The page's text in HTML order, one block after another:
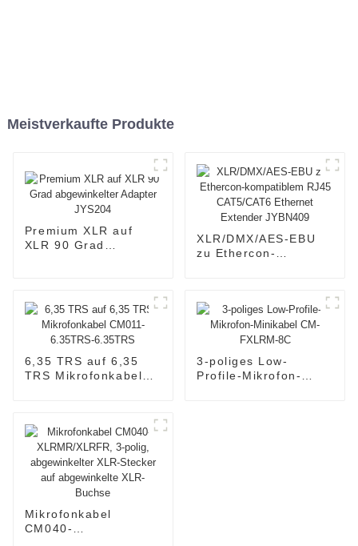
Meistverkaufte Produkte
Premium XLR auf
XLR 90 Grad
XLR/DMX/AES-EBU
zu Ethercon-
6,35 TRS auf 6,35
TRS Mikrofonkabel
3-poliges Low-
Profile-Mikrofon-
Mikrofonkabel
CM040-